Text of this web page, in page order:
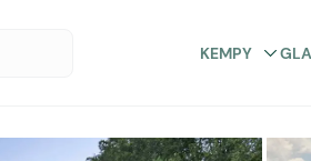
KEMPY